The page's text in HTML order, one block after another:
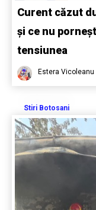
Curent căzut
și ce nu
tensiunea
Estera Vicoleanu
Stiri Botosani